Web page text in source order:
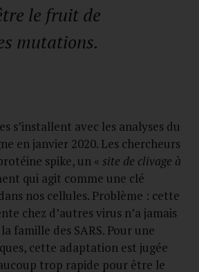
le fruit de
mutations.
s’installent avec les analyses du
en janvier 2020. Les chercheurs
spike, un « site de clivage à
qui agit comme une clé
nos cellules. Problème : cette
chez d’autres virus n’a jamais
famille des SARS. Pour une
cette adaptation est jugée
trop rapide pour être le